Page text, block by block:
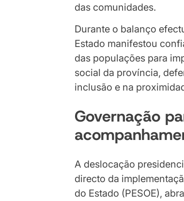
das comunidades.
Durante o balanço
Estado manifestou
das populações para
social da província,
inclusão e na
Governação
A deslocação
directo da
do Estado (PESOE),